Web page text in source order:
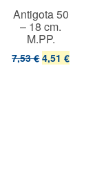
Antigota 50
– 18 cm.
M.PP.
7,53 € 4,51 €